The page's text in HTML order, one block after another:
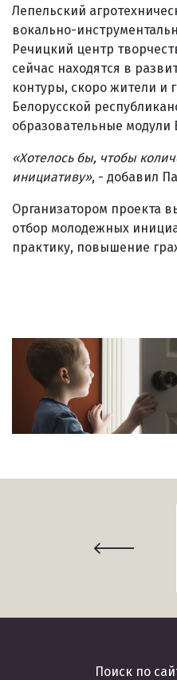
Лепельский
вокально-
Речицкий центр
сейчас находятся в
контуры, скоро жители и
Белорусской
образовательные модули
«Хотелось бы, чтобы
инициативу», - добавил
Организатором проекта
отбор молодежных
практику, повышение